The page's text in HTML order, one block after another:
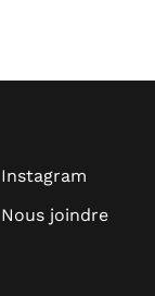
Instagram
Nous joindre